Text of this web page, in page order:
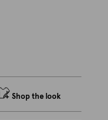
Shop the look